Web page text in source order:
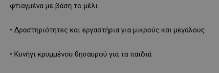
φτιαγμένα με βάση το μέλι
• Δραστηριότητες και εργαστήρια για μικρούς και μεγάλους
• Κυνήγι κρυμμένου θησαυρού για τα παιδιά